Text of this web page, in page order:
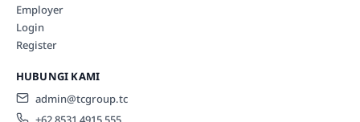
Employer
Login
Register
HUBUNGI KAMI
admin@tcgroup.tc